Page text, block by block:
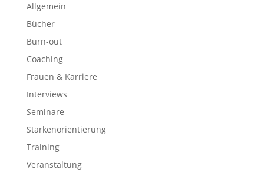
Allgemein
Bücher
Burn-out
Coaching
Frauen & Karriere
Interviews
Seminare
Stärkenorientierung
Training
Veranstaltung